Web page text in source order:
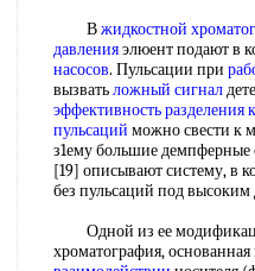
Вжидкостной
давленияэлюент подают в
насосов. Пульсации при
вызватьложный сигнал
эффективность разделения
пульсаций можно свести к
з1ему большие
[19] описывают систему, в
без пульсаций под высоким
Одной из ее
хроматография, основанная